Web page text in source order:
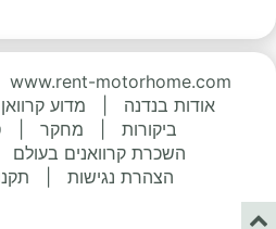
www.rent-motorhome.com
אודות בנדנה
מדוע קרוואן
ביקורות
מחקר
השכרת קרוואנים בעולם
הצהרת נגישות